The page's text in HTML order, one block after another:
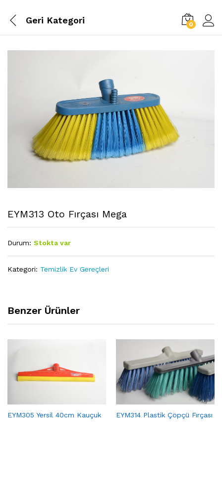
Geri Kategori 0
EYM313 Oto Fırçası Mega
Durum: Stokta var
Kategori: Temizlik Ev Gereçleri
Benzer Ürünler
EYM305 Yersil 40cm Kauçuk EYM314 Plastik Çöpçü Fırçası